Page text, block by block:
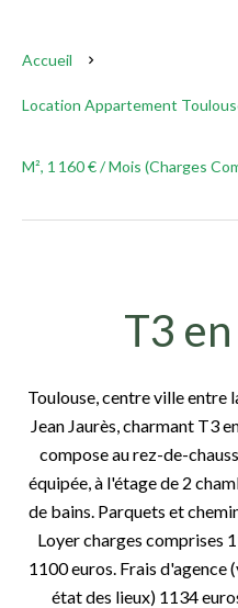
Accueil
Location Appartement
M², 1 160 € / Mois (Charges
T3
Toulouse, centre ville entre
Jean Jaurès, charmant T3
compose au rez-de-
équipée, à l'étage de 2
de bains. Parquets et
Loyer charges comprises
1100 euros. Frais d'agence
état des lieux) 1134